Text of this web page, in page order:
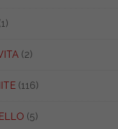
(2)
(116)
(5)